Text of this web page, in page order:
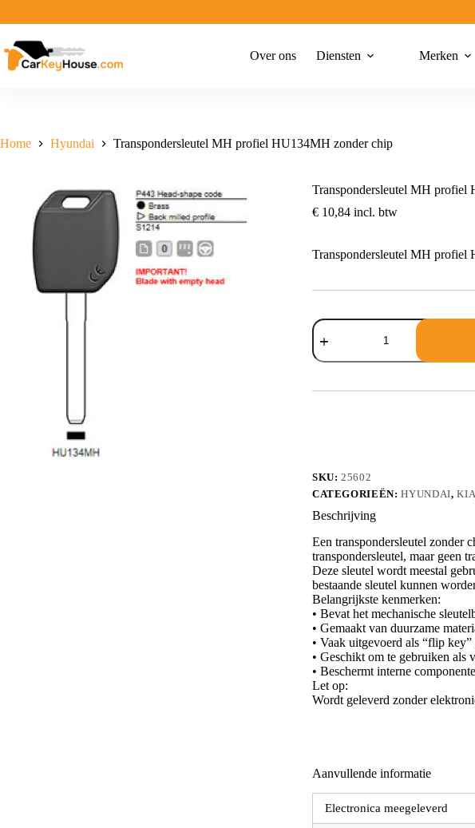
inhoud
Over ons Diensten Merken
Home Hyundai Transpondersleutel MH profiel HU134MH zonder chip
Transpondersleutel MH profiel
€10,84incl. btw
Transpondersleutel MH profiel
Transpondersleutel
MH
profiel
HU134MH
chip
SKU:25602
CATEGORIEËN:HYUNDAI,
Beschrijving
Een transpondersleutel zonder
transpondersleutel, maar geen
Deze sleutel wordt meestal
bestaande sleutel kunnen
Belangrijkste kenmerken:
• Bevat het mechanische
• Gemaakt van duurzame
• Vaak uitgevoerd als “flip
• Geschikt om te gebruiken als
• Beschermt interne
Let op:
Wordt geleverd zonder
Aanvullende informatie
Electronica meegeleverd